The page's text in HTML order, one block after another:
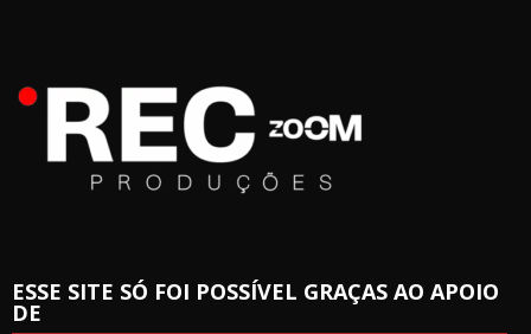
ESSE SITE SÓ FOI POSSÍVEL GRAÇAS AO APOIO
DE